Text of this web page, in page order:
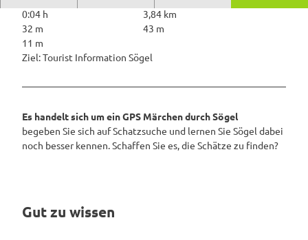
t
z
d
e
L
d
m
i
0:04 h
3,84 km
32 m
43 m
11 m
Ziel: Tourist Information Sögel
Es handelt sich um ein GPS Märchen durch Sögel
begeben Sie sich auf Schatzsuche und lernen Sie Sögel dabei
noch besser kennen. Schaffen Sie es, die Schätze zu finden?
Gut zu wissen